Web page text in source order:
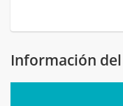
Información